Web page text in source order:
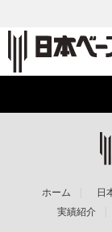
ホーム 日
実績紹介